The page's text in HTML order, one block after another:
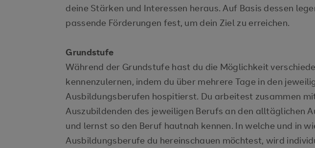
deine Stärken und Interessen heraus. Auf Basis dessen
passende Förderungen fest, um dein Ziel zu erreichen.
Grundstufe
Während der Grundstufe hast du die Möglichkeit
kennenzulernen, indem du über mehrere Tage in den
Ausbildungsberufen hospitierst. Du arbeitest zusammen
Auszubildenden des jeweiligen Berufs an den alltäglichen
und lernst so den Beruf hautnah kennen. In welche und in
Ausbildungsberufe du hereinschauen möchtest, wird